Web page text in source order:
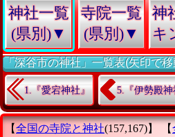
神社一覧
(県別)▼
寺院一覧
(県別)▼
神
キ
「深谷市の神社」一覧表(矢印で
1.『愛宕神社』 5.『伊勢殿神
【全国の寺院と神社(157,167)】 【